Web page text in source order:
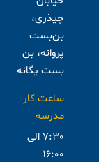
چیذری،
بن‌بست
پروانه، بن
بست یگانه
ساعت کار
مدرسه
7:30 الی
16:00